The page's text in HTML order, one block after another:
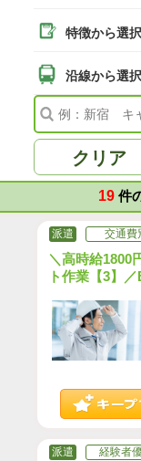
特徴から選択
沿線から選択
クリア
19 件
派遣 交通費
＼高時給1800
ト作業【3】
派遣 経験者